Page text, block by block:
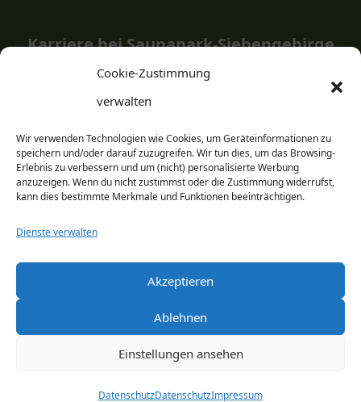
Cookie-Zustimmung
verwalten
Wir verwenden Technologien wie Cookies, um Geräteinformationen zu
speichern und/oder darauf zuzugreifen. Wir tun dies, um das Browsing-
Erlebnis zu verbessern und um (nicht) personalisierte Werbung
anzuzeigen. Wenn du nicht zustimmst oder die Zustimmung widerrufst,
kann dies bestimmte Merkmale und Funktionen beeinträchtigen.
Dienste verwalten
Akzeptieren
Ablehnen
Einstellungen ansehen
DatenschutzDatenschutzImpressum
Karriere bei Saunapark-Siebengebirge
Dort arbeiten, wo andere Urlaub machen? Wieso
Informieren Sie sich auf unserer Jobseite über
unsere Stellenangebote.
Newsletter­
anmeldung